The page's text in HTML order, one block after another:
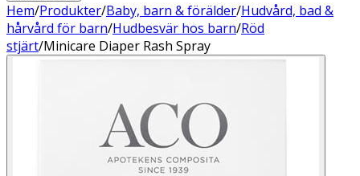
Hem/Produkter/Baby, barn & förälder/Hudvård, bad &
hårvård för barn/Hudbesvär hos barn/Röd
stjärt/Minicare Diaper Rash Spray